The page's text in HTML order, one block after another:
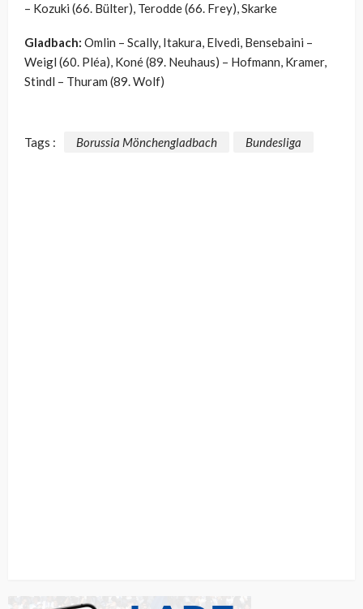
– Kozuki (66. Bülter), Terodde (66. Frey), Skarke
Gladbach: Omlin – Scally, Itakura, Elvedi, Bensebaini –
Weigl (60. Pléa), Koné (89. Neuhaus) – Hofmann, Kramer,
Stindl – Thuram (89. Wolf)
Tags : Borussia Mönchengladbach Bundesliga